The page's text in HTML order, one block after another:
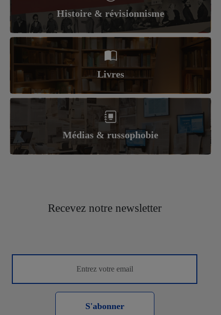
Histoire & révisionnisme
Livres
Médias & russophobie
Recevez notre newsletter
S'abonner